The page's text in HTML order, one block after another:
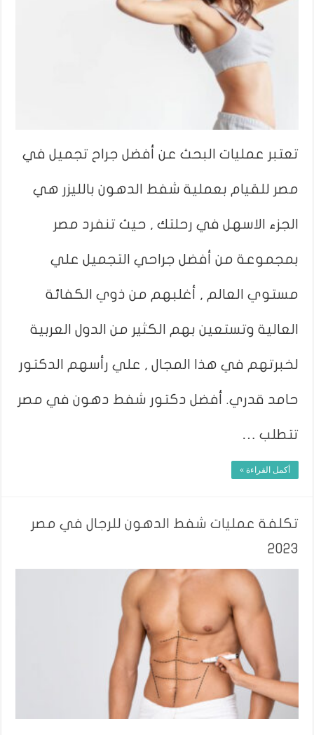
تعتبر عمليات البحث عن أفضل جراح تجميل في
مصر للقيام بعملية شفط الدهون بالليزر هي
الجزء الاسهل في رحلتك , حيث تنفرد مصر
بمجموعة من أفضل جراحي التجميل علي
مستوي العالم , أغلبهم من ذوي الكفائة
العالية وتستعين بهم الكثير من الدول العربية
لخبرتهم في هذا المجال , علي رأسهم الدكتور
حامد قدري. أفضل دكتور شفط دهون في مصر
تتطلب …
أكمل القراءة »
تكلفة عمليات شفط الدهون للرجال في مصر
2023